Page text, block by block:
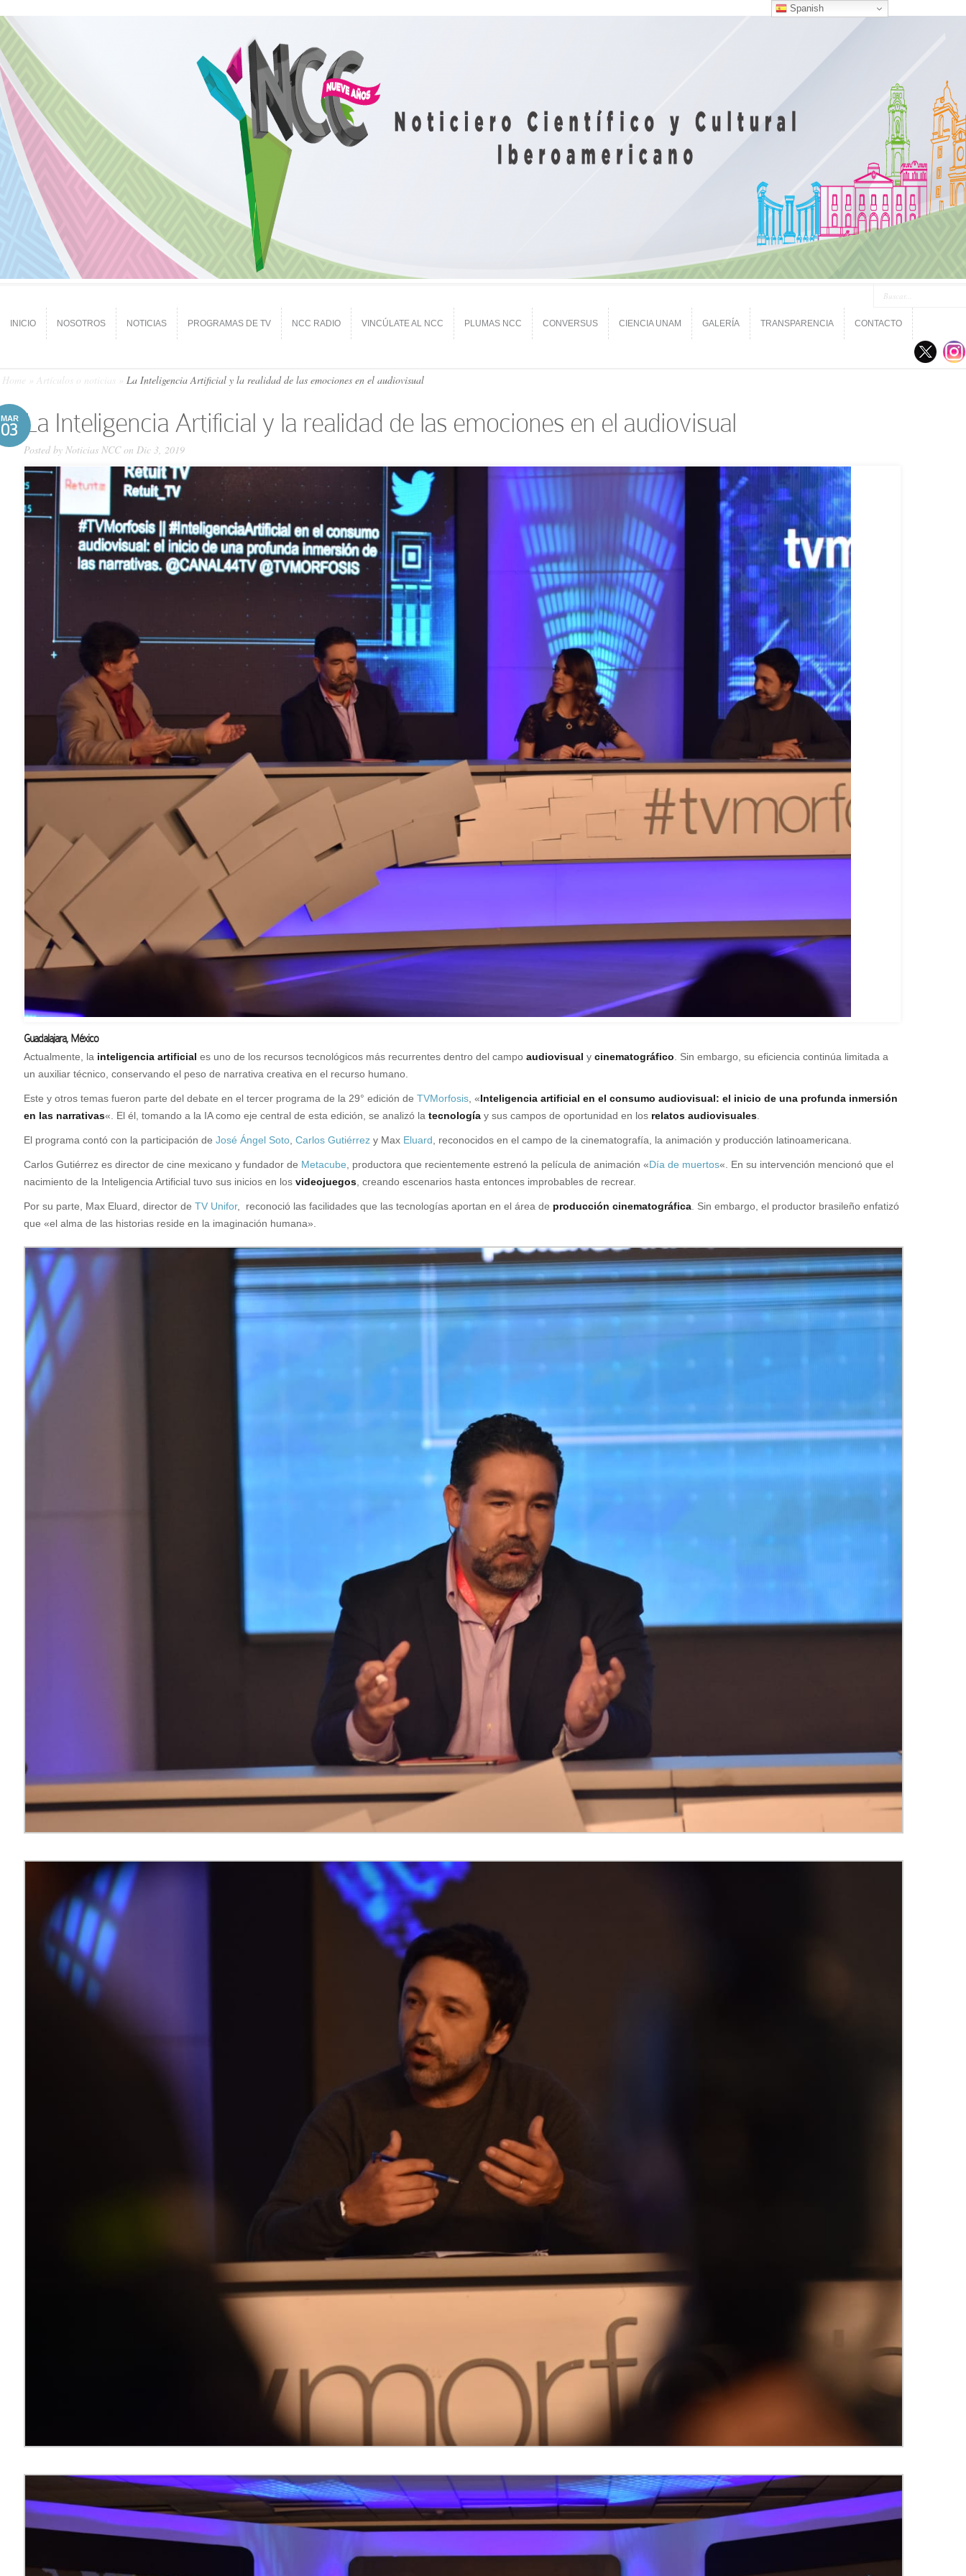
INICIO NOSOTROS NOTICIAS PROGRAMAS DE TV NCC RADIO VINCÚLATE AL NCC PLUMAS NCC CONVERSUS CIENCIA UNAM GALERÍA TRANSPARENCIA CONTACTO
Home Artículos o noticias La Inteligencia Artificial y la realidad de las emociones en el audiovisual
MAR
03 La Inteligencia Artificial y la realidad de las emociones en el audiovisual
Posted by Noticias NCCon Dic 3, 2019
Guadalajara, México
Actualmente, la inteligencia artificial es uno de los recursos tecnológicos más recurrentes dentro del campo audiovisual y cinematográfico. Sin embargo, su eficiencia continúa limitada a
un auxiliar técnico, conservando el peso de narrativa creativa en el recurso humano.
Este y otros temas fueron parte del debate en el tercer programa de la 29° edición de TVMorfosis, «Inteligencia artificial en el consumo audiovisual: el inicio de una profunda inmersión
en las narrativas«. El él, tomando a la IA como eje central de esta edición, se analizó la tecnología y sus campos de oportunidad en los relatos audiovisuales.
El programa contó con la participación de José Ángel Soto, Carlos Gutiérrez y Max Eluard, reconocidos en el campo de la cinematografía, la animación y producción latinoamericana.
Carlos Gutiérrez es director de cine mexicano y fundador de Metacube, productora que recientemente estrenó la película de animación «Día de muertos«. En su intervención mencionó que el
nacimiento de la Inteligencia Artificial tuvo sus inicios en los videojuegos, creando escenarios hasta entonces improbables de recrear.
Por su parte, Max Eluard, director de TV Unifor, reconoció las facilidades que las tecnologías aportan en el área de producción cinematográfica. Sin embargo, el productor brasileño enfatizó
que «el alma de las historias reside en la imaginación humana».
Spanish